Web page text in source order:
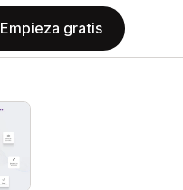
Empieza gratis